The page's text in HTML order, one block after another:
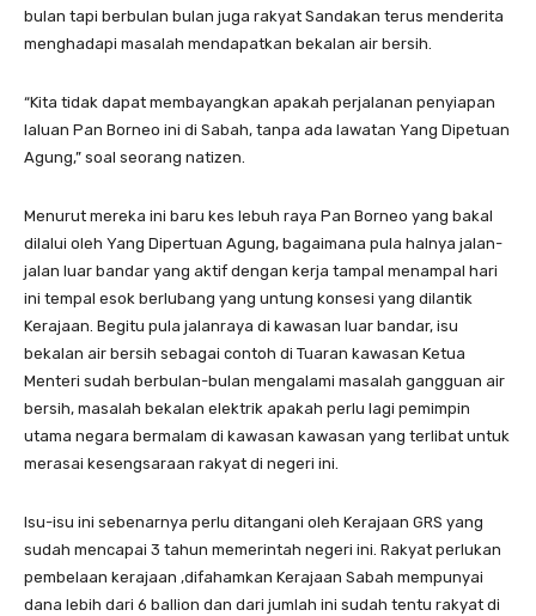
bulan tapi berbulan bulan juga rakyat Sandakan terus menderita
menghadapi masalah mendapatkan bekalan air bersih.
“Kita tidak dapat membayangkan apakah perjalanan penyiapan
laluan Pan Borneo ini di Sabah, tanpa ada lawatan Yang Dipetuan
Agung,” soal seorang natizen.
Menurut mereka ini baru kes lebuh raya Pan Borneo yang bakal
dilalui oleh Yang Dipertuan Agung, bagaimana pula halnya jalan-
jalan luar bandar yang aktif dengan kerja tampal menampal hari
ini tempal esok berlubang yang untung konsesi yang dilantik
Kerajaan. Begitu pula jalanraya di kawasan luar bandar, isu
bekalan air bersih sebagai contoh di Tuaran kawasan Ketua
Menteri sudah berbulan-bulan mengalami masalah gangguan air
bersih, masalah bekalan elektrik apakah perlu lagi pemimpin
utama negara bermalam di kawasan kawasan yang terlibat untuk
merasai kesengsaraan rakyat di negeri ini.
Isu-isu ini sebenarnya perlu ditangani oleh Kerajaan GRS yang
sudah mencapai 3 tahun memerintah negeri ini. Rakyat perlukan
pembelaan kerajaan ,difahamkan Kerajaan Sabah mempunyai
dana lebih dari 6 ballion dan dari jumlah ini sudah tentu rakyat di